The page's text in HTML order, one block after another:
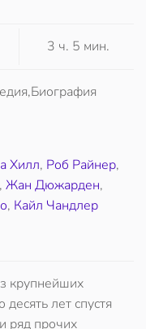
3 ч. 5 мин.
Хилл, Роб Райнер,
, Жан Дюжарден,
, Кайл Чандлер
крупнейших
лет спустя
ряд прочих